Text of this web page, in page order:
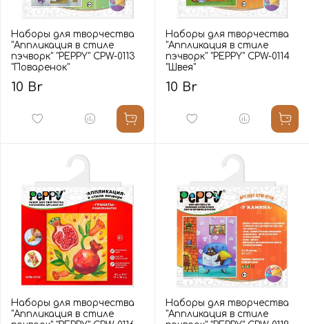
Наборы для творчества
"Аппликация в стиле
пэчворк" "PEPPY" CPW-0113
"Поваренок"
10 Br
Наборы для творчества
"Аппликация в стиле
пэчворк" "PEPPY" CPW-0114
"Швея"
10 Br
Наборы для творчества
"Аппликация в стиле
Наборы для творчества
"Аппликация в стиле